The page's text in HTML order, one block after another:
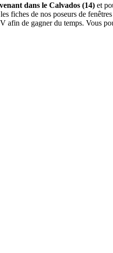
dans le Calvados (14) et
fiches de nos poseurs de
de gagner du temps. Vous